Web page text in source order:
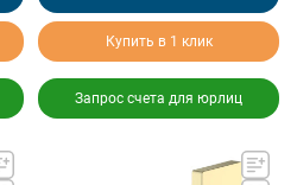
Купить в 1 клик
Запрос счета для юрлиц